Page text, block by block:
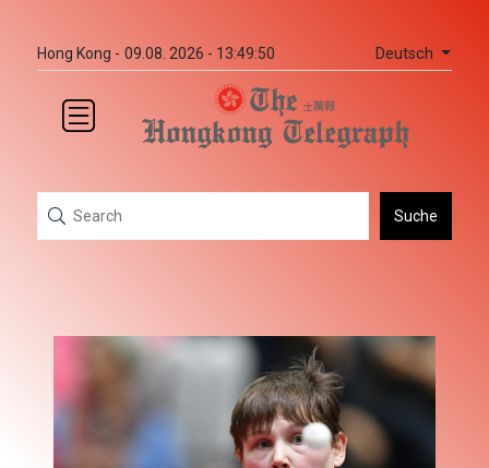
Hong Kong - 09.08. 2026 - 13:49:50 Deutsch
Suche